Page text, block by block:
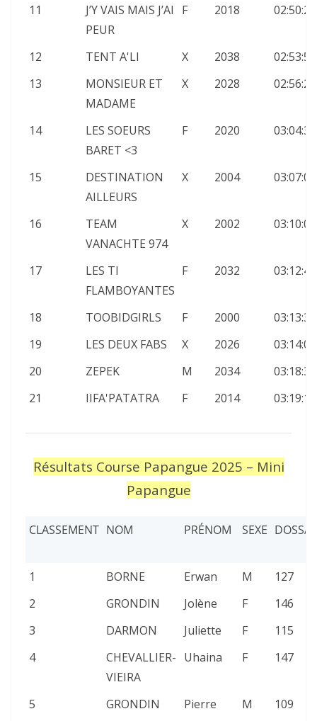
11
J’Y VAIS MAIS J’AI
PEUR
F 2018
12 TENT A'LI X 2038
13
MONSIEUR ET
MADAME
X 2028
14
LES SOEURS
BARET <3
F 2020
15
DESTINATION
AILLEURS
X 2004
16
TEAM
VANACHTE 974
X 2002
17
LES TI
FLAMBOYANTES
F 2032
18 TOOBIDGIRLS F 2000
19
LES DEUX FABS X 2026
20
ZEPEK M 2034
21
IIFA'PATATRA F 2014
Résultats Course Papangue 2025 – Mini
Papangue
CLASSEMENT NOM PRÉNOM SEXE
1 BORNE Erwan M
127
2
GRONDIN Jolène F
146
3
DARMON Juliette F
115
4
CHEVALLIER-
VIEIRA
Uhaina F 147
5 GRONDIN Pierre M
109